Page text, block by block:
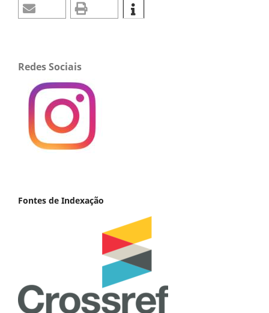
Redes Sociais
Fontes de Indexação